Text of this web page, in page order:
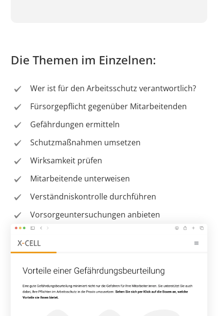
Die Themen im Einzelnen:
Wer ist für den Arbeitsschutz verantwortlich?
Fürsorgepflicht gegenüber Mitarbeitenden
Gefährdungen ermitteln
Schutzmaßnahmen umsetzen
Wirksamkeit prüfen
Mitarbeitende unterweisen
Verständniskontrolle durchführen
Vorsorgeuntersuchungen anbieten